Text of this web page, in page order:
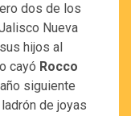
dos de los
Nueva
hijos al
cayó Rocco
siguiente
de joyas